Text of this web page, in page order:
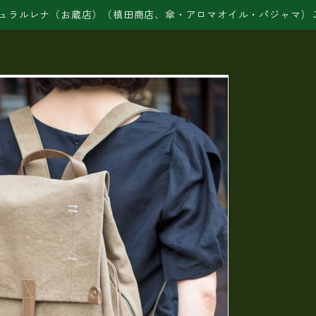
ラルレナ（お蔵店）（槙田商店、傘・アロマオイル・パジャマ）